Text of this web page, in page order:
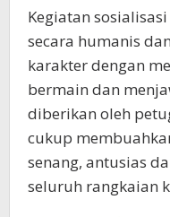
Kegiatan
secara humanis
karakter dengan
bermain dan
diberikan oleh
cukup
senang, antusias
seluruh rangkaian